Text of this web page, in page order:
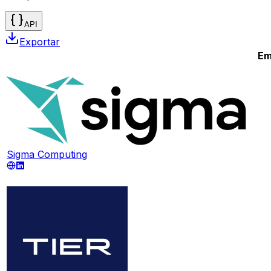
API
Exportar
Sigma Computing